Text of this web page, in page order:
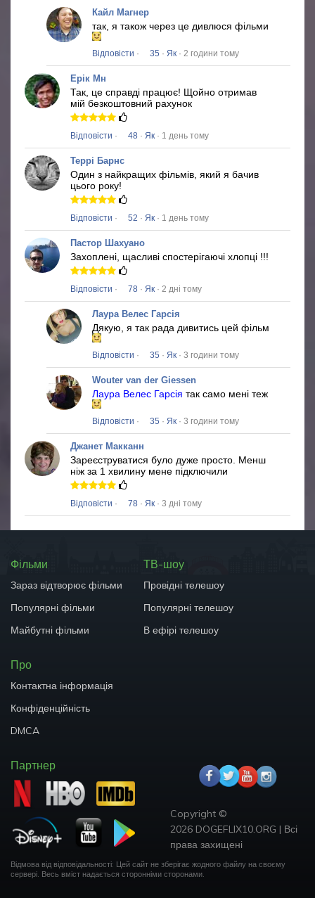
Кайл Магнер
так, я також через це дивлюся фільми
Відповісти · 35 · Як · 2 години тому
Ерік Мн
Так, це справді працює! Щойно отримав
мій безкоштовний рахунок
Відповісти · 48 · Як · 1 день тому
Террі Барнс
Один з найкращих фільмів, який я бачив
цього року!
Відповісти · 52 · Як · 1 день тому
Пастор Шахуано
Захоплені, щасливі спостерігаючі хлопці !!!
Відповісти · 78 · Як · 2 дні тому
Лаура Велес Гарсія
Дякую, я так рада дивитись цей фільм
Відповісти · 35 · Як · 3 години тому
Wouter van der Giessen
Лаура Велес Гарсія так само мені теж
Відповісти · 35 · Як · 3 години тому
Джанет Макканн
Зареєструватися було дуже просто. Менш
ніж за 1 хвилину мене підключили
Відповісти · 78 · Як · 3 дні тому
Фільми
Зараз відтворює фільми
Популярні фільми
Майбутні фільми
ТВ-шоу
Провідні телешоу
Популярні телешоу
В ефірі телешоу
Про
Контактна інформація
Конфіденційність
DMCA
Партнер
Copyright ©
2026 DOGEFLIX10.ORG | Всі
права захищені
Відмова від відповідальності: Цей сайт не зберігає жодного файлу на своєму
сервері. Весь вміст надається сторонніми сторонами.